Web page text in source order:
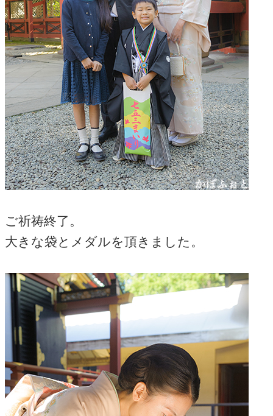
ご祈祷終了。
大きな袋とメダルを頂きました。